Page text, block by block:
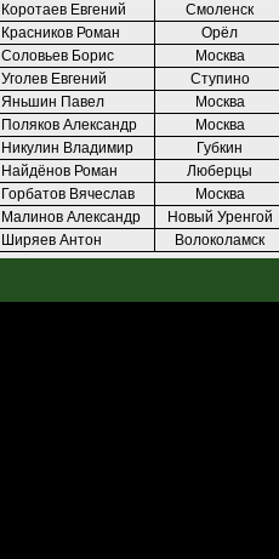
Коротаев Евгений
Смоленск
Красников Роман
Орёл
Соловьев Борис
Москва
Уголев Евгений
Ступино
Яньшин Павел
Москва
Поляков Александр
Москва
Никулин Владимир
Губкин
Найдёнов Роман
Люберцы
Горбатов Вячеслав
Москва
Малинов Александр
Новый Уренгой
Ширяев Антон
Волоколамск